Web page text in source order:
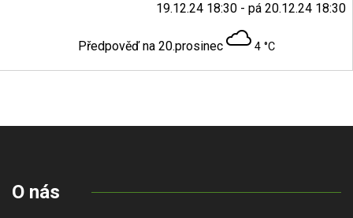
19.12.24 18:30 - pá 20.12.24 18:30
Předpověď na 20.prosinec 4 °C
O nás